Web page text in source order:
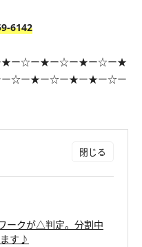
-6142
ー☆ー★ー☆ー★ー☆ー★
☆ー★ー☆ー★ー★ー☆ー
ークが△判定。分割中
す♪